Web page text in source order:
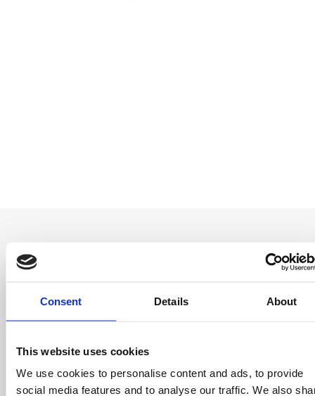
Consent Details About
This website uses cookies
We use cookies to personalise content and ads, to provide
social media features and to analyse our traffic. We also
Seja o primeiro a
Ofertas especiais, eventos e notícias do
mundo do licenciamento, tudo com um clique
de um botão.